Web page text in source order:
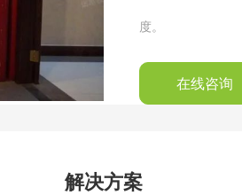
度。
在线咨询
解决方案